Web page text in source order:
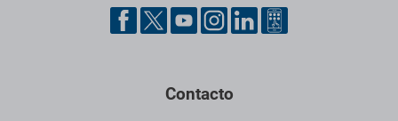
Pie de página con información de contacto, redes sociales y
Contacto